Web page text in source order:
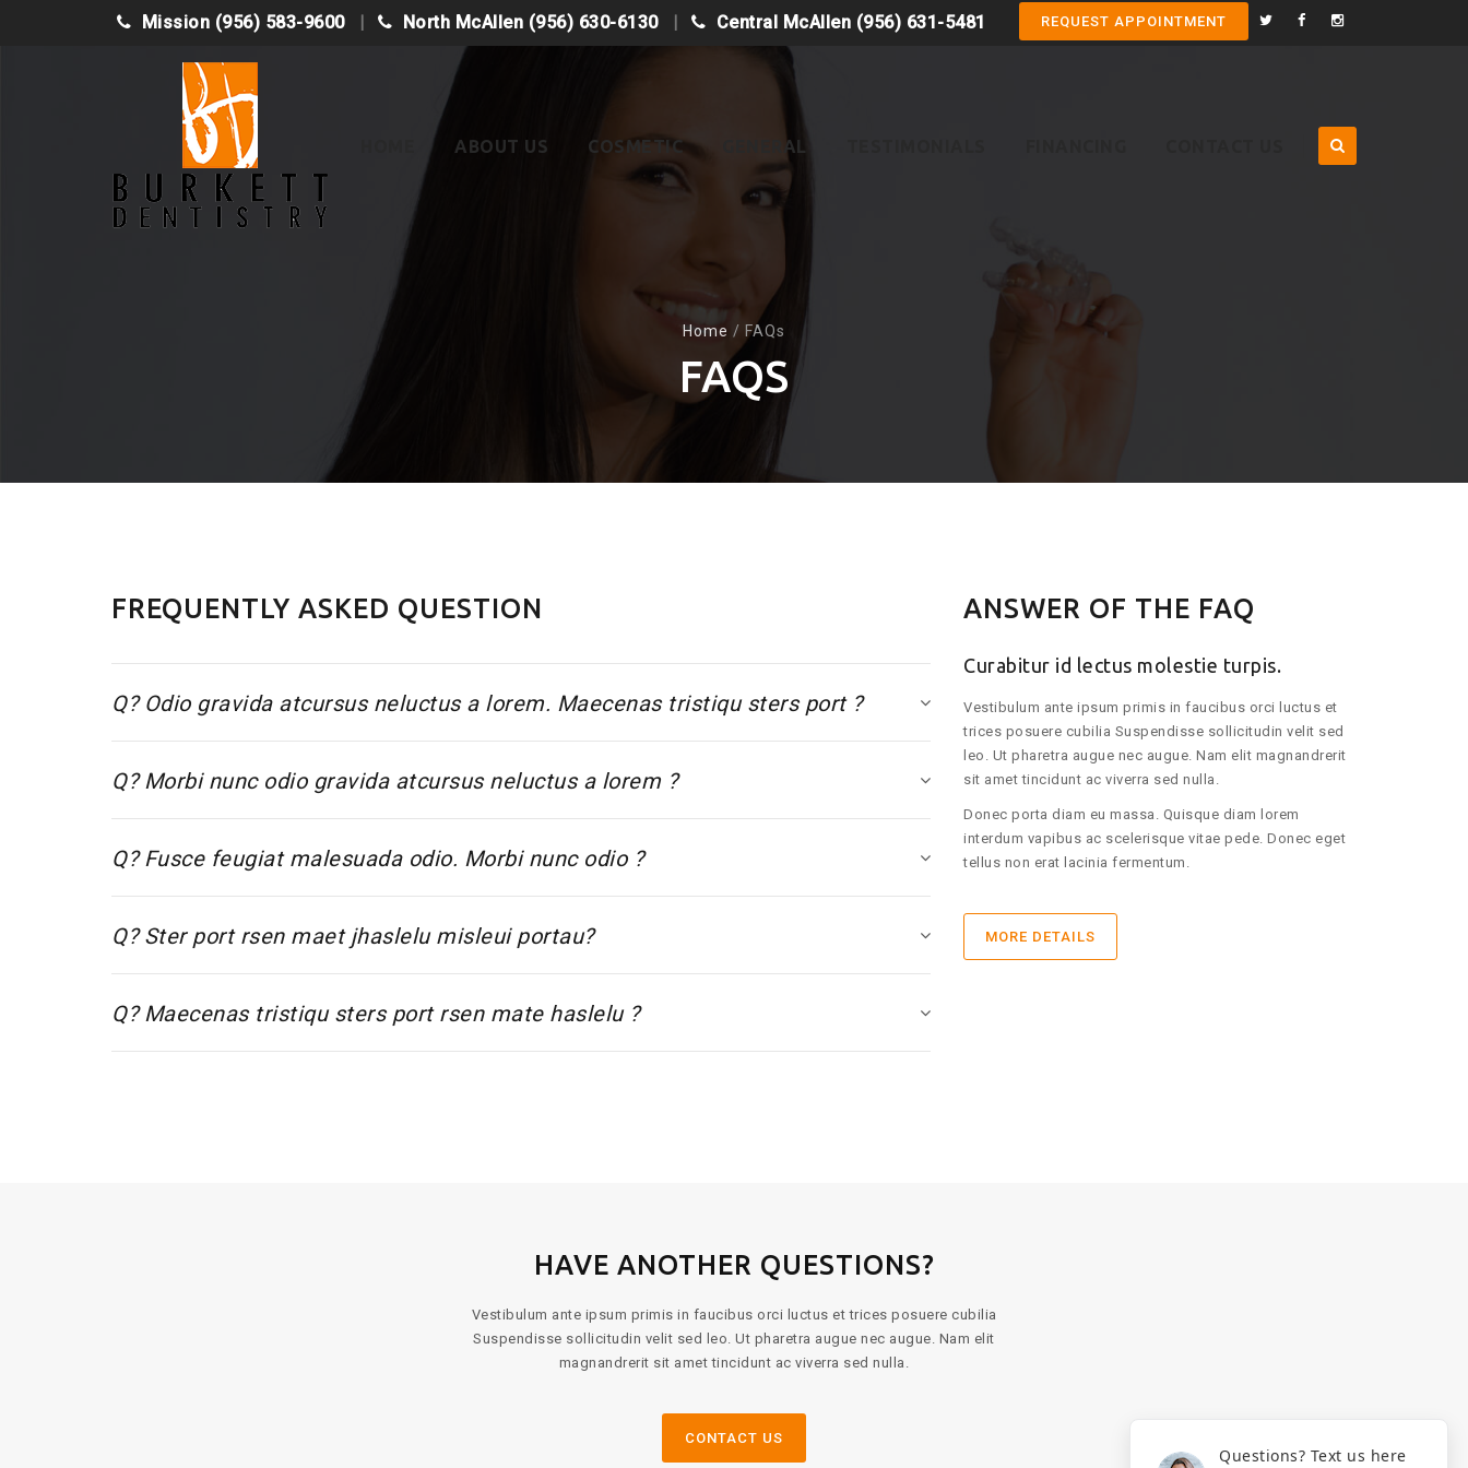
Mission (956) 583-9600 North McAllen (956) 630-6130 Central McAllen (956) 631-5481 REQUEST APPOINTMENT
ABOUT US COSMETIC GENERAL
Home / FAQs
FAQS
FREQUENTLY ASKED QUESTION
Q? Odio gravida atcursus neluctus a lorem. Maecenas tristiqu sters port ?
Q? Morbi nunc odio gravida atcursus neluctus a lorem ?
Q? Fusce feugiat malesuada odio. Morbi nunc odio ?
Q? Ster port rsen maet jhaslelu misleui portau?
Q? Maecenas tristiqu sters port rsen mate haslelu ?
ANSWER OF THE FAQ
Curabitur id lectus molestie turpis.
Vestibulum ante ipsum primis in faucibus orci luctus et
trices posuere cubilia Suspendisse sollicitudin velit sed
leo. Ut pharetra augue nec augue. Nam elit magnandrerit
sit amet tincidunt ac viverra sed nulla.
Donec porta diam eu massa. Quisque diam lorem
interdum vapibus ac scelerisque vitae pede. Donec eget
tellus non erat lacinia fermentum.
MORE DETAILS
HAVE ANOTHER QUESTIONS?
Vestibulum ante ipsum primis in faucibus orci luctus et trices posuere cubilia
Suspendisse sollicitudin velit sed leo. Ut pharetra augue nec augue. Nam elit
magnandrerit sit amet tincidunt ac viverra sed nulla.
CONTACT US
Questions? Text us here